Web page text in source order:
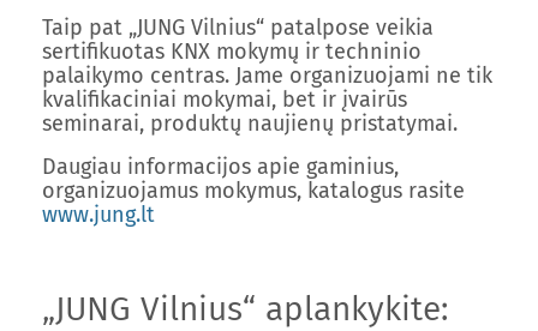
Taip pat „JUNG Vilnius“ patalpose veikia
sertifikuotas KNX mokymų ir techninio
palaikymo centras. Jame organizuojami ne tik
kvalifikaciniai mokymai, bet ir įvairūs
seminarai, produktų naujienų pristatymai.
Daugiau informacijos apie gaminius,
organizuojamus mokymus, katalogus rasite
www.jung.lt
„JUNG Vilnius“ aplankykite: